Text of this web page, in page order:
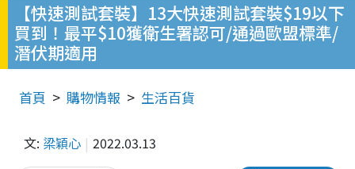
【快速測試套裝】13大快速測試套裝$19以下
買到！最平$10獲衛生署認可/通過歐盟標準/
潛伏期適用
首頁 購物情報 生活百貨
文: 梁穎心 2022.03.13